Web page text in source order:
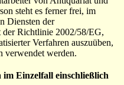
steht es ferner frei, im
Diensten der
der Richtlinie 2002/58/EG,
Verfahren auszuüben,
verwendet werden.
Einzelfall einschließlich